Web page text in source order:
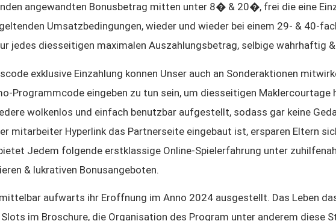
angewandten Bonusbetrag mitten unter 8� & 20�, frei die eine
Umsatzbedingungen, wieder und wieder bei einem 29- & 40-
jedes diesseitigen maximalen Auszahlungsbetrag, selbige wahrhaftig
exklusive Einzahlung konnen Unser auch an Sonderaktionen
Programmcode eingeben zu tun sein, um diesseitigen Maklercourtage
wolkenlos und einfach benutzbar aufgestellt, sodass gar keine
mitarbeiter Hyperlink das Partnerseite eingebaut ist, ersparen Eltern
Jedem folgende erstklassige Online-Spielerfahrung unter
& lukrativen Bonusangeboten.
aufwarts ihr Eroffnung im Anno 2024 ausgestellt. Das Leben
im Broschure, die Organisation des Program unter anderem diese